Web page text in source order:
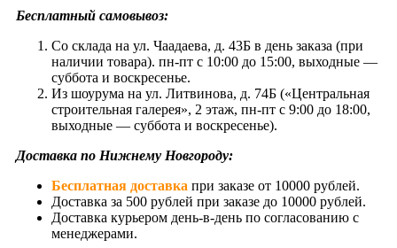
Бесплатный самовывоз:
Со склада на ул. Чаадаева, д. 43Б в день заказа (при
наличии товара). пн-пт с 10:00 до 15:00, выходные —
суббота и воскресенье.
Из шоурума на ул. Литвинова, д. 74Б («Центральная
строительная галерея», 2 этаж, пн-пт с 9:00 до 18:00,
выходные — суббота и воскресенье).
Доставка по Нижнему Новгороду:
Бесплатная доставка при заказе от 10000 рублей.
Доставка за 500 рублей при заказе до 10000 рублей.
Доставка курьером день-в-день по согласованию с
менеджерами.